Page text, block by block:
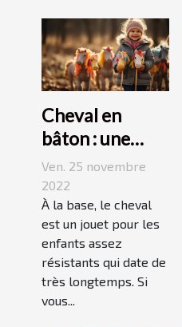
Cheval en
bâton : une
bonne
découverte
pour enfant
Ven. 25 novembre
2022
À la base, le cheval
est un jouet pour les
enfants assez
résistants qui date de
très longtemps. Si
vous...